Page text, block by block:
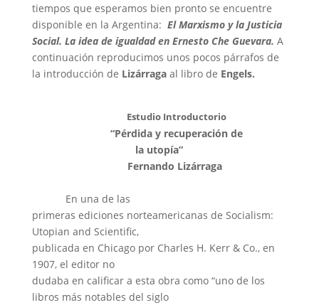
tiempos que esperamos bien pronto se encuentre
disponible en la Argentina: El Marxismo y la Justicia
Social. La idea de igualdad en Ernesto Che Guevara. A
continuación reproducimos unos pocos párrafos de
la introducción de Lizárraga al libro de Engels.
Estudio Introductorio
“Pérdida y recuperación de
la utopía”
Fernando Lizárraga
En una de las
primeras ediciones norteamericanas de Socialism:
Utopian and Scientific,
publicada en Chicago por Charles H. Kerr & Co., en
1907, el editor no
dudaba en calificar a esta obra como “uno de los
libros más notables del siglo